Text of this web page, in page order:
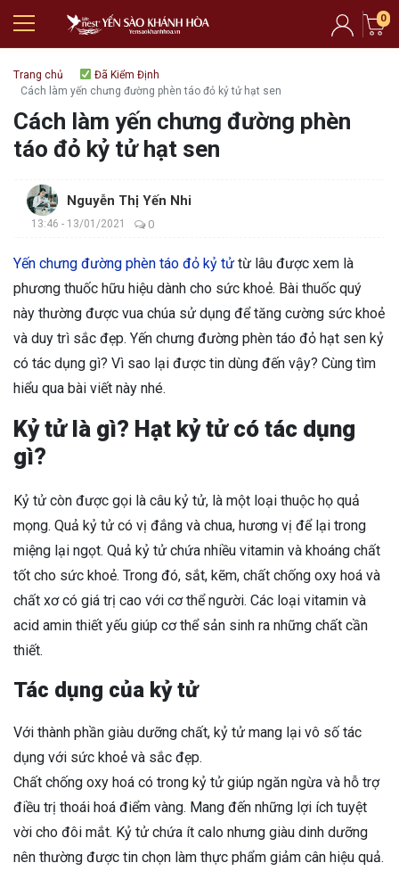
0
Trang chủ
Đã Kiểm Định
Cách làm yến chưng đường phèn táo đỏ kỷ tử hạt sen
Cách làm yến chưng đường phèn
táo đỏ kỷ tử hạt sen
Nguyễn Thị Yến Nhi
13:46 - 13/01/2021 0
Yến chưng đường phèn táo đỏ kỷ tử từ lâu được xem là
phương thuốc hữu hiệu dành cho sức khoẻ. Bài thuốc quý
này thường được vua chúa sử dụng để tăng cường sức khoẻ
và duy trì sắc đẹp. Yến chưng đường phèn táo đỏ hạt sen kỷ
có tác dụng gì? Vì sao lại được tin dùng đến vậy? Cùng tìm
hiểu qua bài viết này nhé.
Kỷ tử là gì? Hạt kỷ tử có tác dụng
gì?
Kỷ tử còn được gọi là câu kỷ tử, là một loại thuộc họ quả
mọng. Quả kỷ tử có vị đắng và chua, hương vị để lại trong
miệng lại ngọt. Quả kỷ tử chứa nhiều vitamin và khoáng chất
tốt cho sức khoẻ. Trong đó, sắt, kẽm, chất chống oxy hoá và
chất xơ có giá trị cao với cơ thể người. Các loại vitamin và
acid amin thiết yếu giúp cơ thể sản sinh ra những chất cần
thiết.
Tác dụng của kỷ tử
Với thành phần giàu dưỡng chất, kỷ tử mang lại vô số tác
dụng với sức khoẻ và sắc đẹp.
Chất chống oxy hoá có trong kỷ tử giúp ngăn ngừa và hỗ trợ
điều trị thoái hoá điểm vàng. Mang đến những lợi ích tuyệt
vời cho đôi mắt. Kỷ tử chứa ít calo nhưng giàu dinh dưỡng
nên thường được tin chọn làm thực phẩm giảm cân hiệu quả.